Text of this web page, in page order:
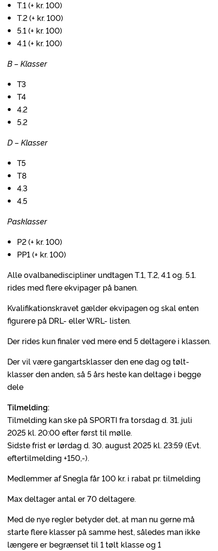
T.1 (+ kr. 100)
T.2 (+ kr. 100)
5.1 (+ kr. 100)
4.1 (+ kr. 100)
B – Klasser
T3
T4
4.2
5.2
D – Klasser
T5
T8
4.3
4.5
Pasklasser
P2 (+ kr. 100)
PP1 (+ kr. 100)
Alle ovalbanediscipliner undtagen T.1, T.2, 4.1 og. 5.1.
rides med flere ekvipager på banen.
Kvalifikationskravet gælder ekvipagen og skal enten
figurere på DRL- eller WRL- listen.
Der rides kun finaler ved mere end 5 deltagere i klassen.
Der vil være gangartsklasser den ene dag og tølt-
klasser den anden, så 5 års heste kan deltage i begge
dele
Tilmelding:
Tilmelding kan ske på SPORTI fra torsdag d. 31. juli
2025 kl. 20:00 efter først til mølle.
Sidste frist er lørdag d. 30. august 2025 kl. 23:59 (Evt.
eftertilmelding +150,-).
Medlemmer af Snegla får 100 kr. i rabat pr. tilmelding
Max deltager antal er 70 deltagere.
Med de nye regler betyder det, at man nu gerne må
starte flere klasser på samme hest, således man ikke
længere er begrænset til 1 tølt klasse og 1